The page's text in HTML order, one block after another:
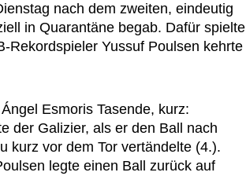
nach dem zweiten, eindeutig
in Quarantäne begab. Dafür spielte
Rekordspieler Yussuf Poulsen kehrte
Esmoris Tasende, kurz:
der Galizier, als er den Ball nach
kurz vor dem Tor vertändelte (4.).
legte einen Ball zurück auf